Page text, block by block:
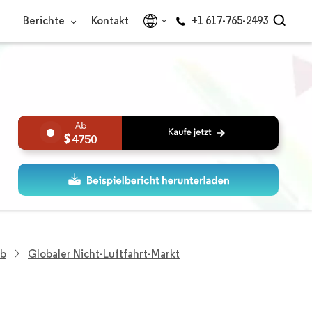
Berichte Kontakt +1 617-765-2493
4750
Globaler Nicht-Luftfahrt-Markt